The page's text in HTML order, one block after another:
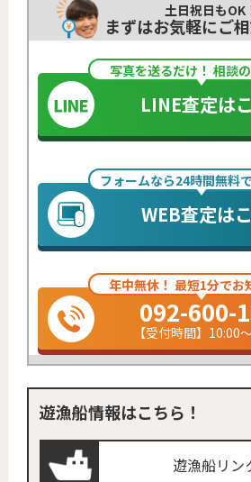
土日祝日もOK
まずはお気軽にご
写真を送るだけ！ 相談
LINE査定は
フォームなら24時間無料
WEB査定は
年中無休！ 最短1分でお
092-600-
【受付時間】10:00
遊漁船情報はこちら！
遊漁船リン